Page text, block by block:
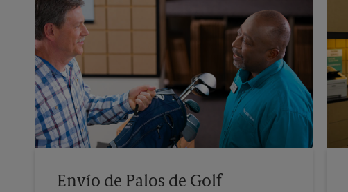
Envío de Palos de Golf